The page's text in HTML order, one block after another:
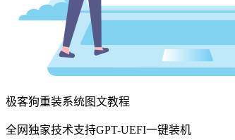
极客狗重装系统图文教程
全网独家技术支持GPT-UEFI一键装机